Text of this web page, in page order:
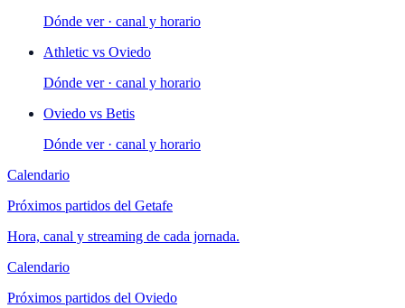
Dónde ver · canal y horario
Athletic vs Oviedo
Dónde ver · canal y horario
Oviedo vs Betis
Dónde ver · canal y horario
Calendario
Próximos partidos del Getafe
Hora, canal y streaming de cada jornada.
Calendario
Próximos partidos del Oviedo